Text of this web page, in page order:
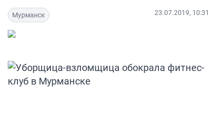
Мурманск 23.07.2019, 10:31